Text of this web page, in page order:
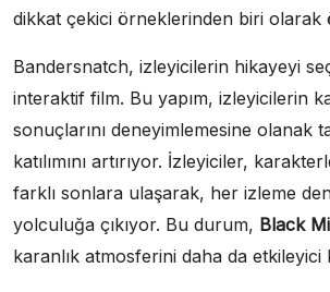
dikkat çekici örneklerinden biri olarak
Bandersnatch, izleyicilerin hikayeyi
interaktif film. Bu yapım, izleyicilerin
sonuçlarını deneyimlemesine olanak
katılımını artırıyor. İzleyiciler,
farklı sonlara ulaşarak, her izleme
yolculuğa çıkıyor. Bu durum, Black
karanlık atmosferini daha da etkileyici